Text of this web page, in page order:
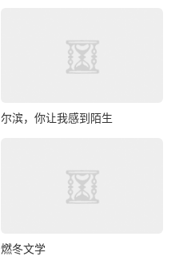
尔滨，你让我感到陌生
燃冬文学